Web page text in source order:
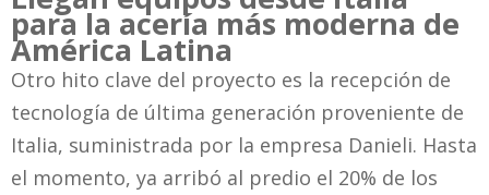
para la acería más moderna de
América Latina
Otro hito clave del proyecto es la recepción de
tecnología de última generación proveniente de
Italia, suministrada por la empresa Danieli. Hasta
el momento, ya arribó al predio el 20% de los